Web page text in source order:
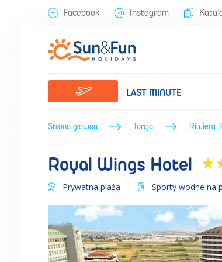
Facebook Instagram
LAST MINUTE
Strona główna Turcja Riwiera
Royal Wings Hotel
Prywatna plaża Sporty wodne na
Royal Wings Hotel (Lato 2025) • Riwiera Turecka • Turcja •